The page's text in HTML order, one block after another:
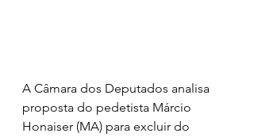
A Câmara dos Deputados analisa
proposta do pedetista Márcio
Honaiser (MA) para excluir do